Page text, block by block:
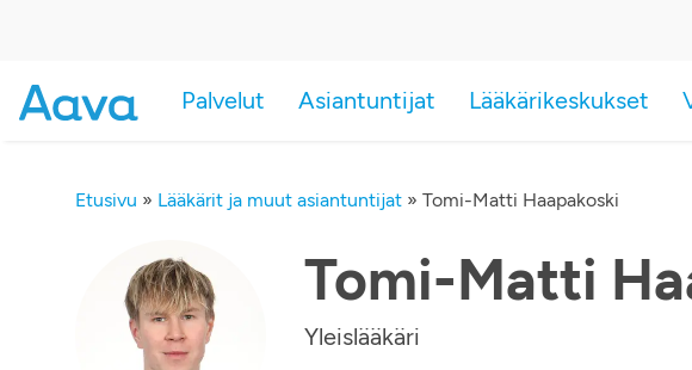
Palvelut Asiantuntijat Lääkärikeskukset
Etusivu » Lääkärit ja muut asiantuntijat » Tomi-Matti Haapakoski
Tomi-Matti
Yleislääkäri